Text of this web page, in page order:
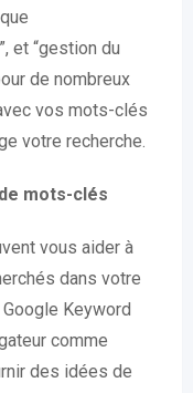
et “gestion du
de nombreux
vos mots-clés
votre recherche.
mots-clés
vous aider à
dans votre
Keyword
comme
des idées de